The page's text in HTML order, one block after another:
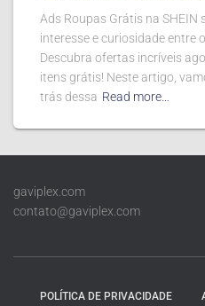
Ads Roupas Grátis na SHEIN
interesse e curiosidade entre
Descubra ofertas incríveis
itens grátis! Neste artigo,
trás dessa Read more…
gaviplex.com
contato@gaviplex.com
POLÍTICA DE PRIVACIDADE